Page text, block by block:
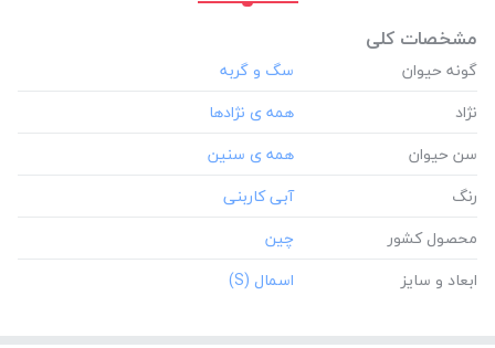
مشخصات کلی
گونه حیوان
نژاد
سن حیوان
رنگ
محصول کشور
ابعاد و سایز